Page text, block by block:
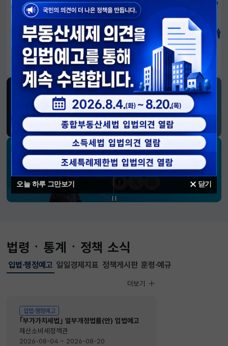
오늘 하루 그만보기 닫기
알림판
국민이 만든 대전환의 길-회복과 도약, 모두의 1년
재정경제부 SNS 소식
블로그페이스북트위터(X)유튜브인스타그램
소통하는 경제 리더 구윤철 장관의
SNS 채널
법령ㆍ통계ㆍ정책 소식
입법·행정예고
선택됨
입법·행정예고
입법·행정예고
｢부가가치세법｣ 일부개정법률(안) 입법예고
재산소비세정책관
2026-08-04 ~ 2026-08-20
입법·행정예고
더보기
일일경제지표 정책게시판 훈령·예규